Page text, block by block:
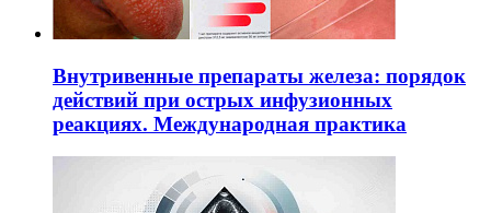
Внутривенные препараты железа: порядок
действий при острых инфузионных
реакциях. Международная практика